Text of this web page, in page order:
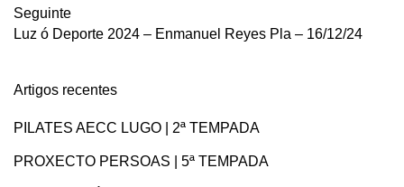
Seguinte
Luz ó Deporte 2024 – Enmanuel Reyes Pla – 16/12/24
Artigos recentes
PILATES AECC LUGO | 2ª TEMPADA
PROXECTO PERSOAS | 5ª TEMPADA